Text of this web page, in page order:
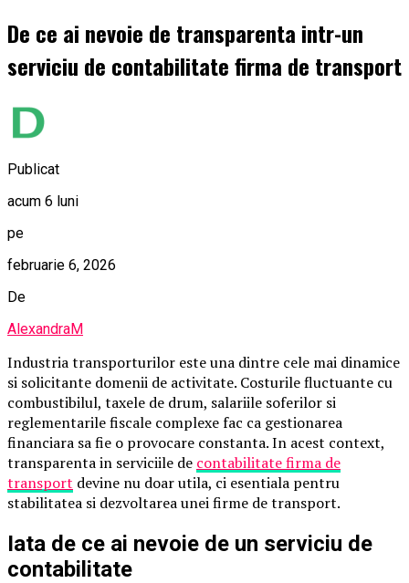
De ce ai nevoie de transparenta intr-un
serviciu de contabilitate firma de transport
Publicat
acum 6 luni
pe
februarie 6, 2026
De
AlexandraM
Industria transporturilor este una dintre cele mai dinamice
si solicitante domenii de activitate. Costurile fluctuante cu
combustibilul, taxele de drum, salariile soferilor si
reglementarile fiscale complexe fac ca gestionarea
financiara sa fie o provocare constanta. In acest context,
transparenta in serviciile de contabilitate firma de
transport devine nu doar utila, ci esentiala pentru
stabilitatea si dezvoltarea unei firme de transport.
Iata de ce ai nevoie de un serviciu de
contabilitate